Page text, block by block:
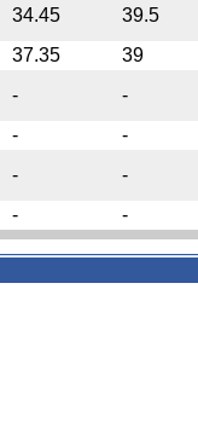
34.45
39.5
37.35
39
-
-
-
-
-
-
- -